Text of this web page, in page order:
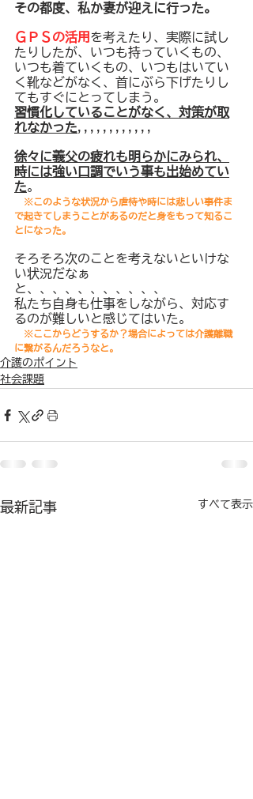
その都度、私か妻が迎えに行った。
ＧＰＳの活用 を考えたり、実際に試し
たりしたが、いつも持っていくもの、
いつも着ていくもの、いつもはいてい
く靴などがなく、首にぶら下げたりし
てもすぐにとってしまう。
習慣化していることがなく、対策が取
れなかった,,,,,,,,,,,,
徐々に義父の疲れも明らかにみられ、
時には強い口調でいう事も出始めてい
た。
※このような状況から虐待や時には悲しい事件ま
で起きてしまうことがあるのだと身をもって知るこ
とになった。
そろそろ次のことを考えないといけな
い状況だなぁ
と、、、、、、、、、、、
私たち自身も仕事をしながら、対応す
るのが難しいと感じてはいた。
※ここからどうするか？場合によっては介護離職
に繋がるんだろうなと。
介護のポイント
社会課題
最新記事 すべて表示